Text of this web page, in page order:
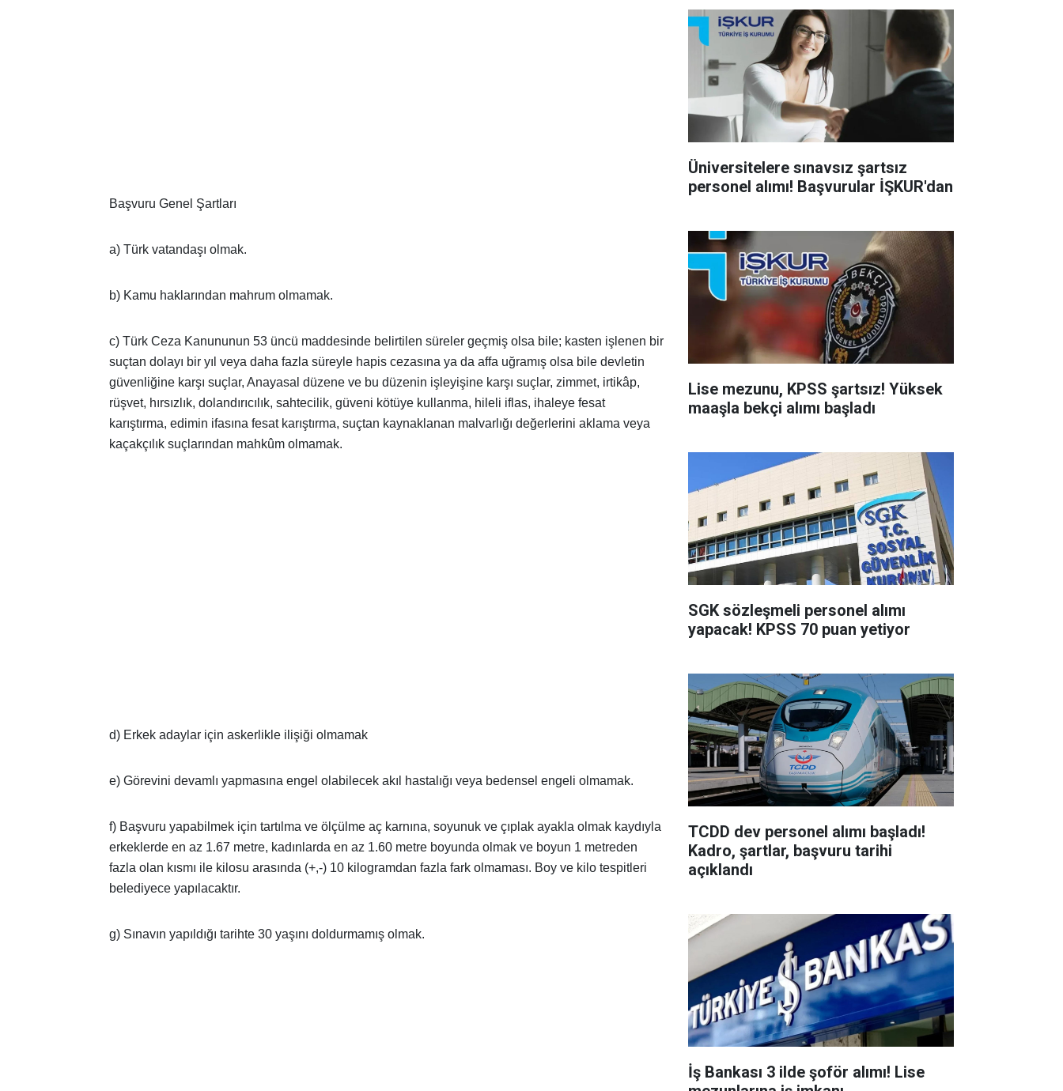
Başvuru Genel Şartları
a) Türk vatandaşı olmak.
b) Kamu haklarından mahrum olmamak.
c) Türk Ceza Kanununun 53 üncü maddesinde belirtilen süreler geçmiş olsa bile; kasten işlenen bir
suçtan dolayı bir yıl veya daha fazla süreyle hapis cezasına ya da affa uğramış olsa bile devletin
güvenliğine karşı suçlar, Anayasal düzene ve bu düzenin işleyişine karşı suçlar, zimmet, irtikâp,
rüşvet, hırsızlık, dolandırıcılık, sahtecilik, güveni kötüye kullanma, hileli iflas, ihaleye fesat
karıştırma, edimin ifasına fesat karıştırma, suçtan kaynaklanan malvarlığı değerlerini aklama veya
kaçakçılık suçlarından mahkûm olmamak.
d) Erkek adaylar için askerlikle ilişiği olmamak
e) Görevini devamlı yapmasına engel olabilecek akıl hastalığı veya bedensel engeli olmamak.
f) Başvuru yapabilmek için tartılma ve ölçülme aç karnına, soyunuk ve çıplak ayakla olmak kaydıyla
erkeklerde en az 1.67 metre, kadınlarda en az 1.60 metre boyunda olmak ve boyun 1 metreden
fazla olan kısmı ile kilosu arasında (+,-) 10 kilogramdan fazla fark olmaması. Boy ve kilo tespitleri
belediyece yapılacaktır.
g) Sınavın yapıldığı tarihte 30 yaşını doldurmamış olmak.
Üniversitelere sınavsız şartsız
personel alımı! Başvurular İŞKUR'dan
Lise mezunu, KPSS şartsız! Yüksek
maaşla bekçi alımı başladı
SGK sözleşmeli personel alımı
yapacak! KPSS 70 puan yetiyor
TCDD dev personel alımı başladı!
Kadro, şartlar, başvuru tarihi
açıklandı
İş Bankası 3 ilde şoför alımı! Lise